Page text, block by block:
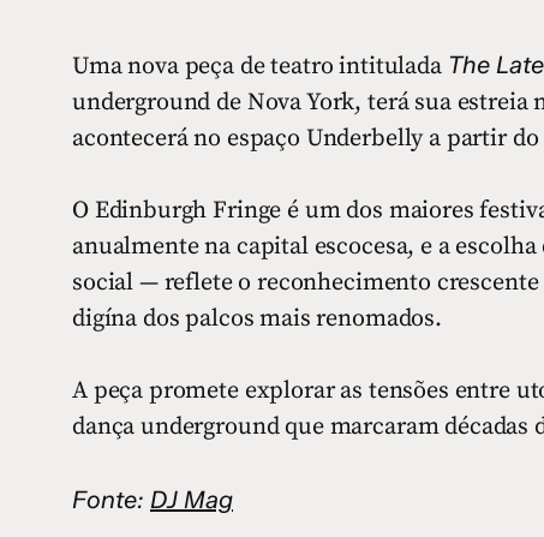
Uma nova peça de teatro intitulada The
underground de Nova York, terá sua
acontecerá no espaço Underbelly a partir do
O Edinburgh Fringe é um dos maiores
anualmente na capital escocesa, e a
social — reflete o reconhecimento
digína dos palcos mais renomados.
A peça promete explorar as tensões entre
dança underground que marcaram
Fonte: DJ Mag